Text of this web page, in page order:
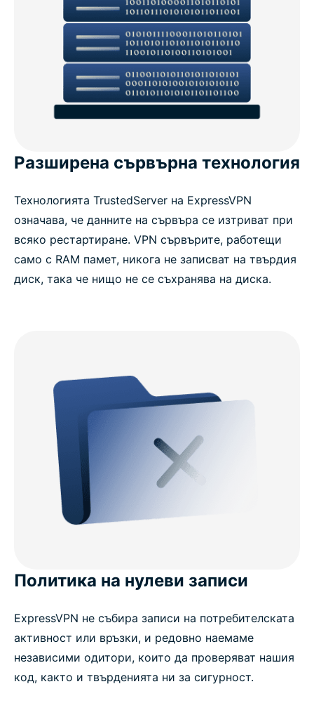
Разширена сървърна технология
Технологията TrustedServer на ExpressVPN
означава, че данните на сървъра се изтриват при
всяко рестартиране. VPN сървърите, работещи
само с RAM памет, никога не записват на твърдия
диск, така че нищо не се съхранява на диска.
Политика на нулеви записи
ExpressVPN не събира записи на потребителската
активност или връзки, и редовно наемаме
независими одитори, които да проверяват нашия
код, както и твърденията ни за сигурност.